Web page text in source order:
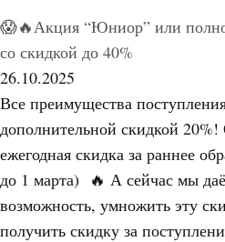
😱🔥Акция “Юниор” или
со скидкой до 40%
26.10.2025
Все преимущества
дополнительной скидкой
ежегодная скидка за раннее
до 1 марта) 🔥 А сейчас мы
возможность, умножить эту
получить скидку за